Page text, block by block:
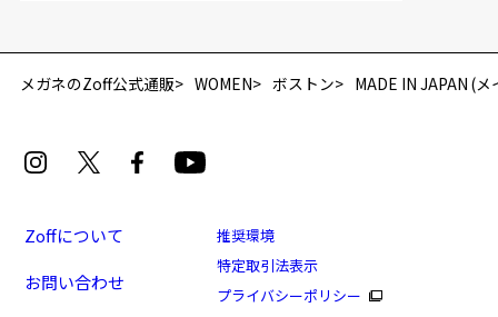
[スペシャルプライス]MADE IN JAPAN(メイドインジ
メガネのZoff公式通販 WOMEN ボストン MADE IN JAPAN (
Zoffについて
お問い合わせ
推奨環境
特定取引法表示
プライバシーポリシー